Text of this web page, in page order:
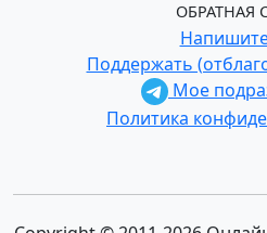
ОБРАТНАЯ
Поддержать
Мое
Политика